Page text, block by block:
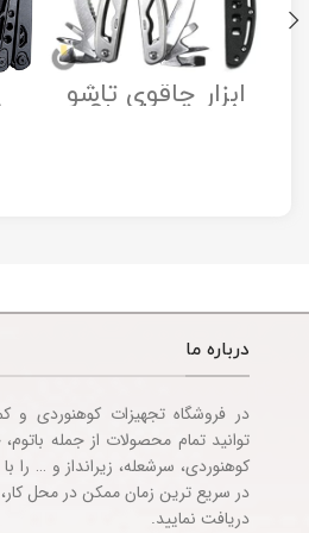
ابزار چاقوی تاشو
مدل Stanley
درباره ما
در فروشگاه تجهیزات کوهنوردی و
توانید تمام محصولات از جمله
کوهنوردی، سرشعله، زیرانداز و …
در سریع ترین زمان ممکن در محل
دریافت نمایید.